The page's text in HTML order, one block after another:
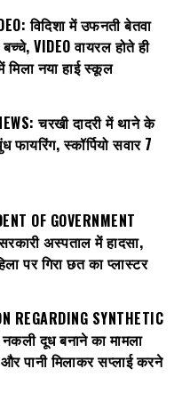
विदिशा में उफनती बेतवा
VIDEO वायरल होते ही
मिला नया हाई स्कूल
चरखी दादरी में थाने के
फायरिंग, स्कॉर्पियो सवार 7
OF GOVERNMENT
अस्पताल में हादसा,
पर गिरा छत का प्लास्टर
REGARDING SYNTHETIC
दूध बनाने का मामला
पानी मिलाकर सप्लाई करने